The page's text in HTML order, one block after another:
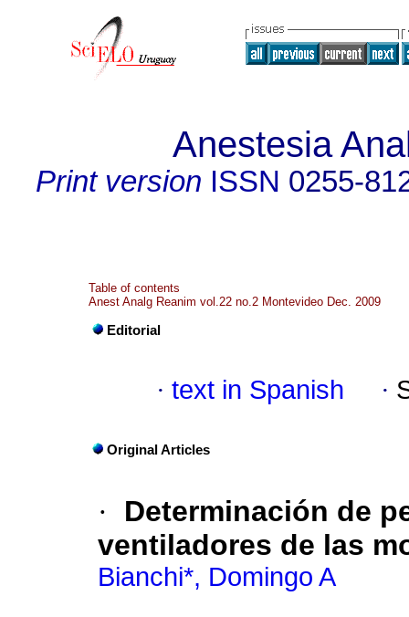
Anestesia
Print version ISSN 0255-
Table of contents
Anest Analg Reanim vol.22 no.2 Montevideo Dec. 2009
Editorial
· text in Spanish ·
Original Articles
·
Determinación de
ventiladores de las
Bianchi*, Domingo A